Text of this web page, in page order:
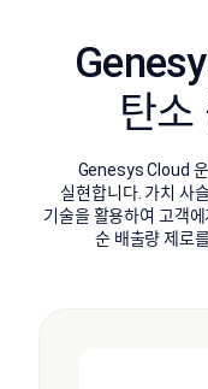
탄소
Genesys Cloud
실현합니다. 가치 사
기술을 활용하여 고객
순 배출량 제로